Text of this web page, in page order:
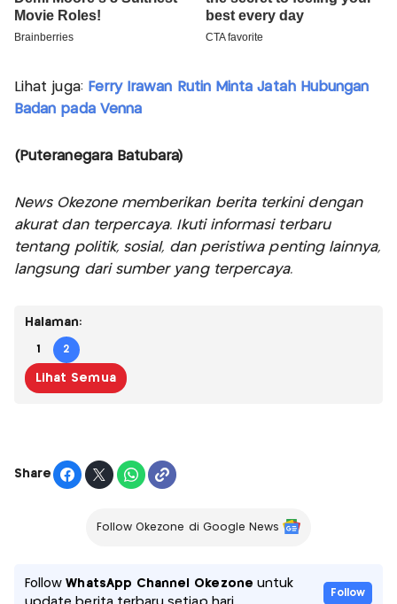
Lihat juga: Ferry Irawan Rutin Minta Jatah Hubungan
Badan pada Venna
(Puteranegara Batubara)
News Okezone memberikan berita terkini dengan
akurat dan terpercaya. Ikuti informasi terbaru
tentang politik, sosial, dan peristiwa penting lainnya,
langsung dari sumber yang terpercaya.
Halaman:
1 2
Lihat Semua
Share
Follow Okezone di Google News
FollowWhatsApp Channel Okezone untuk
Follow